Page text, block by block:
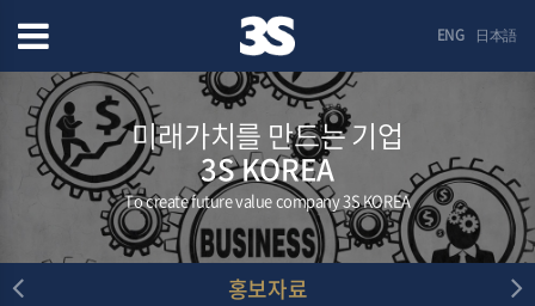
ENG 日本語
미래가치를 만드는 기업
3S KOREA
To create future value company 3S KOREA
홍보자료